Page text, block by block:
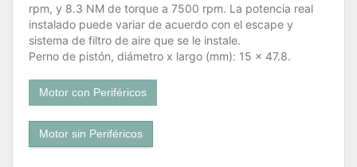
rpm, y 8.3 NM de torque a 7500 rpm. La potencia real
instalado puede variar de acuerdo con el escape y
sistema de filtro de aire que se le instale.
Perno de pistón, diámetro x largo (mm): 15 x 47.8.
Motor con Periféricos
Motor sin Periféricos